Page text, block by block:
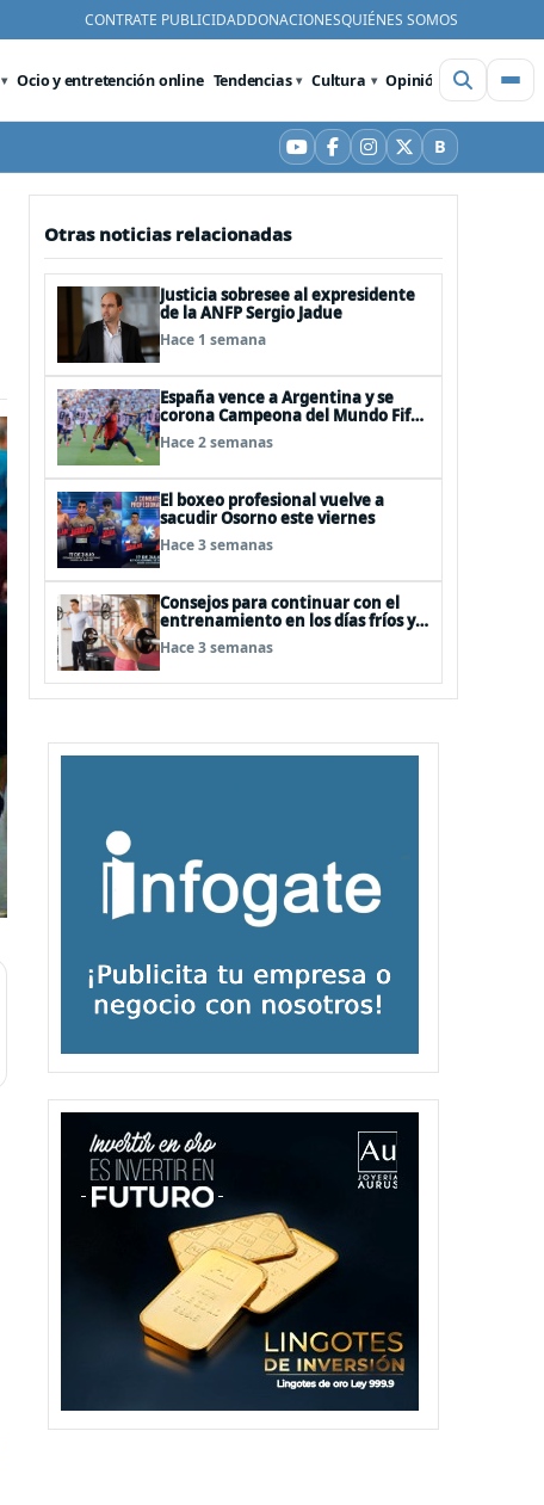
CONTRATE PUBLICIDADDONACIONESQUIÉNES SOMOS
Ocio y entretención online Tendencias Cultura Opinión Videos
YouTube
Facebook
Instagram
X BBluesky
Otras noticias relacionadas
Justicia sobresee al expresidente
de la ANFP Sergio Jadue
Hace 1 semana
España vence a Argentina y se
corona Campeona del Mundo Fifa
2026
Hace 2 semanas
El boxeo profesional vuelve a
sacudir Osorno este viernes
Hace 3 semanas
Consejos para continuar con el
entrenamiento en los días fríos y
lluviosos de invierno
Hace 3 semanas